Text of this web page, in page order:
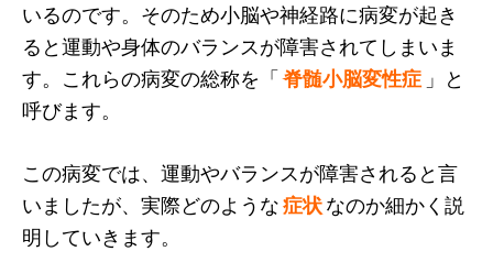
いるのです。そのため小脳や神経路に病変が起き
ると運動や身体のバランスが障害されてしまいま
す。これらの病変の総称を「脊髄小脳変性症 」と
呼びます。
この病変では、運動やバランスが障害されると言
いましたが、実際どのような症状なのか細かく説
明していきます。